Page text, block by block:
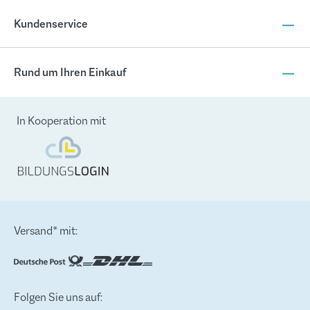
Kundenservice
Rund um Ihren Einkauf
In Kooperation mit
Versand* mit:
Folgen Sie uns auf: